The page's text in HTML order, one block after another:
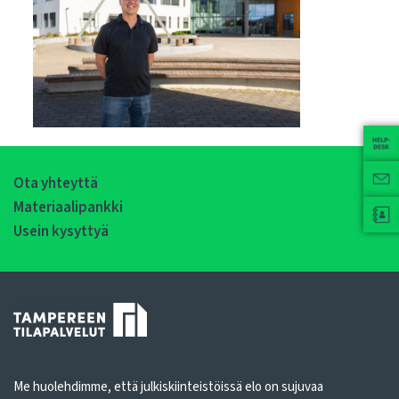
Ota yhteyttä
Materiaalipankki
Usein kysyttyä
Me huolehdimme, että julkiskiinteistöissä elo on sujuvaa